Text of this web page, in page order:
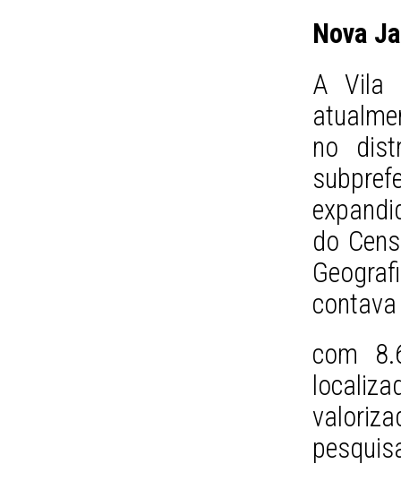
Nova
A Vila
no
do
contava
com